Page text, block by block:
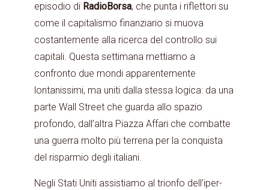
episodio di RadioBorsa, che punta i riflettori su
come il capitalismo finanziario si muova
costantemente alla ricerca del controllo sui
capitali. Questa settimana mettiamo a
confronto due mondi apparentemente
lontanissimi, ma uniti dalla stessa logica: da una
parte Wall Street che guarda allo spazio
profondo, dall’altra Piazza Affari che combatte
una guerra molto più terrena per la conquista
del risparmio degli italiani.
Negli Stati Uniti assistiamo al trionfo dell’iper-